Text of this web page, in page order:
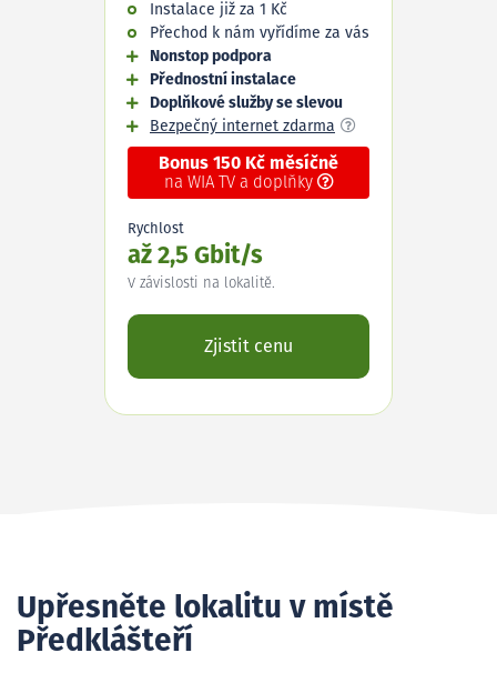
Instalace již za 1 Kč
Přechod k nám vyřídíme za vás
Nonstop podpora
Přednostní instalace
Doplňkové služby se slevou
Bezpečný internet zdarma
Bonus 150 Kč měsíčně
na WIA TV a doplňky
Rychlost
až 2,5 Gbit/s
V závislosti na lokalitě.
Zjistit cenu
Upřesněte lokalitu v místě
Předklášteří